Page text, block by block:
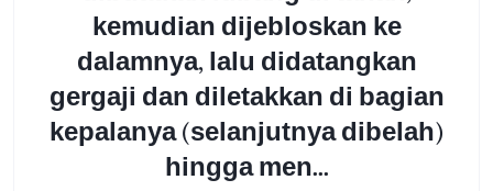
kemudian dijebloskan ke
dalamnya, lalu didatangkan
gergaji dan diletakkan di bagian
kepalanya (selanjutnya dibelah)
hingga men...